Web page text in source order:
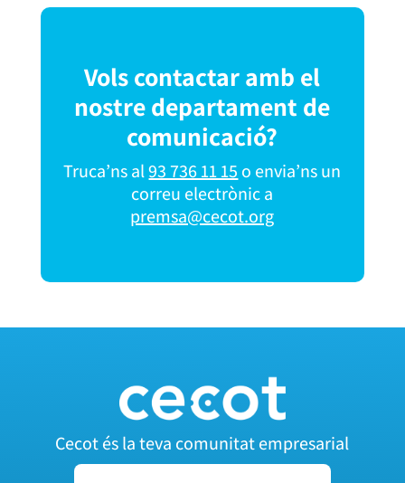
Vols contactar amb el
nostre departament de
comunicació?
Truca’ns al93 736 11 15 o envia’ns un
correu electrònic a
premsa@cecot.org
Cecot és la teva comunitat empresarial